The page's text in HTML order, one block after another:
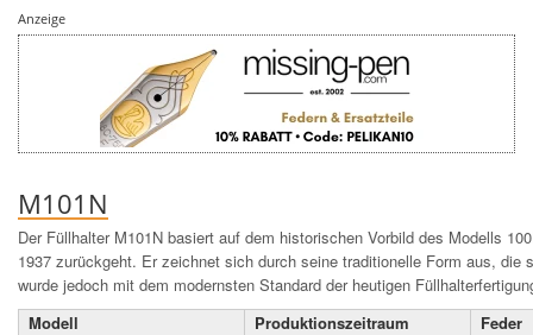
Anzeige
M101N
Der Füllhalter M101N basiert auf dem historischen Vorbild des Modells
1937 zurückgeht. Er zeichnet sich durch seine traditionelle Form aus, die
wurde jedoch mit dem modernsten Standard der heutigen
Modell
Produktions­zeit­raum
Feder